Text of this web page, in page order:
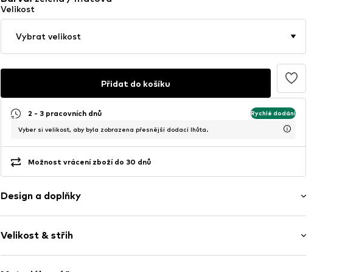
Velikost
Vybrat velikost
Přidat do košíku
2 - 3 pracovních dnů Rychlé dodání
Vyber si velikost, aby byla zobrazena přesnější dodací lhůta.
Možnost vrácení zboží do 30 dnů
Design a doplňky
Pletené oděvy
Kulatý výstřih
Žebrovaný okraj
Velikost & střih